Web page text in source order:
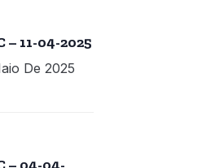
– 11-04-2025
De 2025